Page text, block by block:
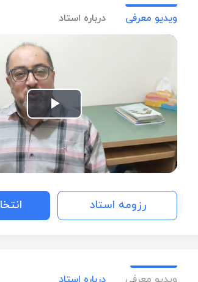
ویدیو معرفی درباره استاد
Play
Video
رزومه استاد